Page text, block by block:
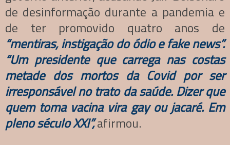
de desinformação durante a pandemia e
de ter promovido quatro anos de
“mentiras, instigação do ódio e fake news”.
“Um presidente que carrega nas costas
metade dos mortos da Covid por ser
irresponsável no trato da saúde. Dizer que
quem toma vacina vira gay ou jacaré. Em
pleno século XXI”,afirmou.